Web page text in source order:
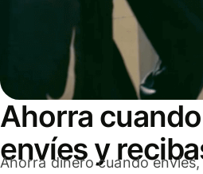
Ahorra
envíes y
Ahorra dinero cuando